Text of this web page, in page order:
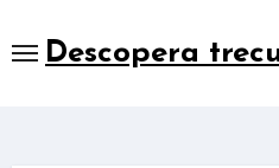
to
Descopera